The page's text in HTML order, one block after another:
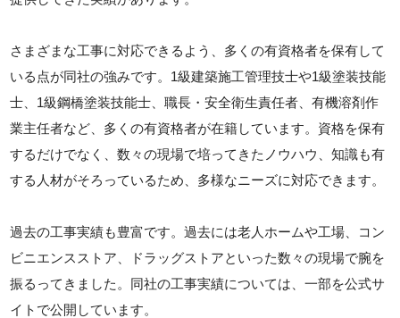
さまざまな工事に対応できるよう、多くの有資格者を保有して
いる点が同社の強みです。1級建築施工管理技士や1級塗装技能
士、1級鋼橋塗装技能士、職長・安全衛生責任者、有機溶剤作
業主任者など、多くの有資格者が在籍しています。資格を保有
するだけでなく、数々の現場で培ってきたノウハウ、知識も有
する人材がそろっているため、多様なニーズに対応できます。
過去の工事実績も豊富です。過去には老人ホームや工場、コン
ビニエンスストア、ドラッグストアといった数々の現場で腕を
振るってきました。同社の工事実績については、一部を公式サ
イトで公開しています。